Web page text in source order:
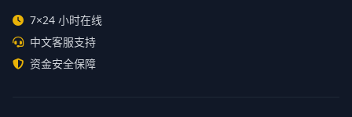
7×24 小时在线
中文客服支持
资金安全保障